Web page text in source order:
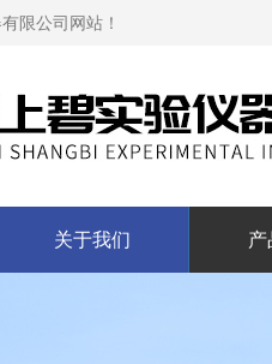
限公司网站！
关于我们 产